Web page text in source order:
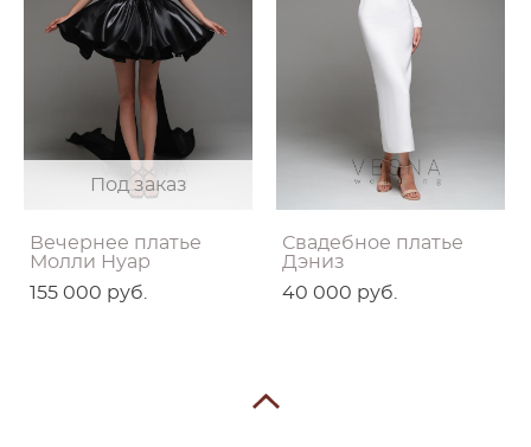
Под заказ
Вечернее платье
Молли Нуар
155 000 pуб.
Свадебное платье
Дэниз
40 000 pуб.